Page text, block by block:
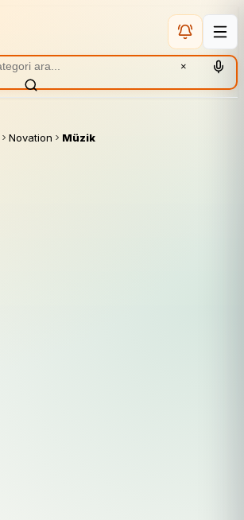
×
Novation Müzik